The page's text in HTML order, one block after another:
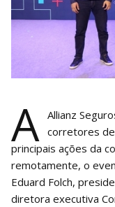
A Allianz
corretores
principais ações da
remotamente, o
Eduard Folch,
diretora executiva